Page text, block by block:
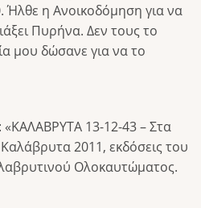
Ήλθε η Ανοικοδόμηση για να
Πυρήνα. Δεν τους το
μου δώσανε για να το
13-12-43 – Στα
2011, εκδόσεις του
Ολοκαυτώματος.